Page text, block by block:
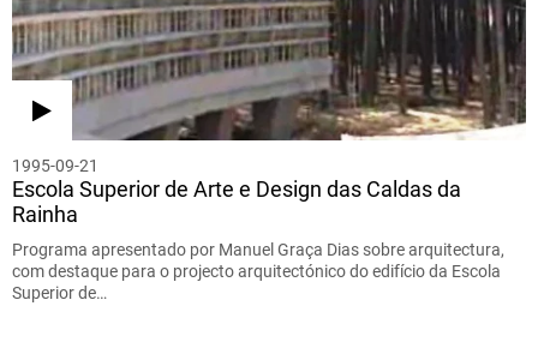
1995-09-21
Escola Superior de Arte e Design das Caldas da
Rainha
Programa apresentado por Manuel Graça Dias sobre arquitectura,
com destaque para o projecto arquitectónico do edifício da Escola
Superior de…